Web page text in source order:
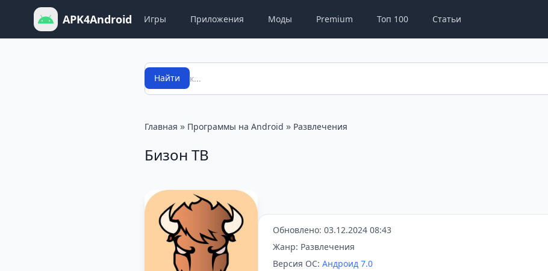
APK4Android Игры Приложения Моды Premium Топ 100 Статьи
Поиск
Найти
Главная » Программы на Android » Развлечения
Бизон ТВ
Обновлено: 03.12.2024 08:43
Жанр: Развлечения
Версия ОС: Андроид 7.0